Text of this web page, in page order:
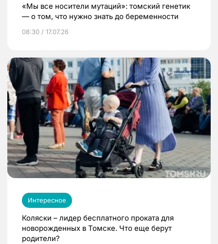
«Мы все носители мутаций»: томский генетик
— о том, что нужно знать до беременности
08:30 / 17.07.26
Интересное
Коляски – лидер бесплатного проката для
новорожденных в Томске. Что еще берут
родители?